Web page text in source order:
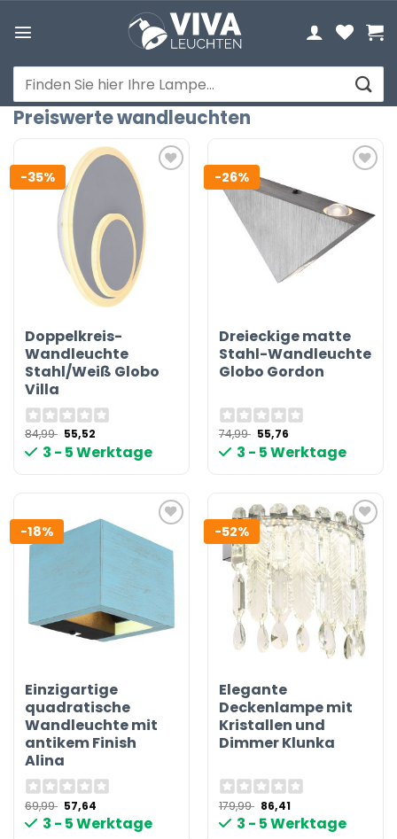
Inhalt
Suchen
nach:
Preiswerte wandleuchten
-35%
Doppelkreis-
Wandleuchte
Stahl/Weiß Globo
Villa
84,99 Ursprünglicher
Preis
war:
55,52
Preis
ist:
55,52 €.
3 - 5 Werktage
-26%
Dreieckige matte
Stahl-Wandleuchte
Globo Gordon
74,99 Ursprünglicher
Preis
war:
55,76
Preis
ist:
55,76 €.
3 - 5 Werktage
-18%
Einzigartige
quadratische
Wandleuchte mit
antikem Finish
Alina
69,99 Ursprünglicher
Preis
war:
57,64
Preis
ist:
3 - 5 Werktage
-52%
Elegante
Deckenlampe mit
Kristallen und
Dimmer Klunka
179,99 Ursprünglicher
Preis
war:
86,41
Preis
ist:
3 - 5 Werktage